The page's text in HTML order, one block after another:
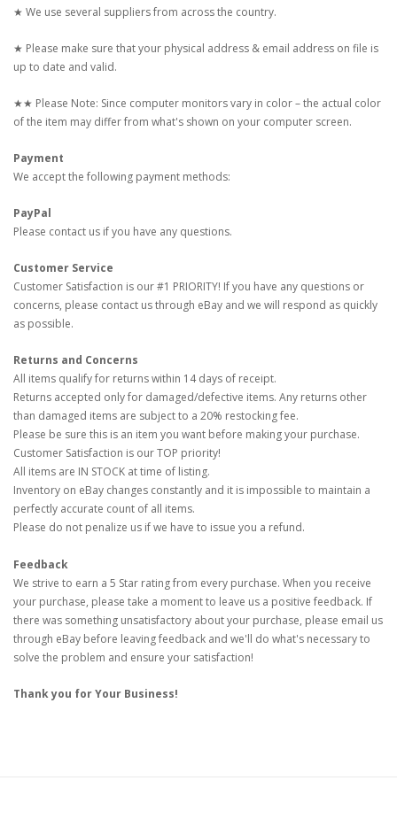
★ We use several suppliers from across the country.
★ Please make sure that your physical address & email address on file is
up to date and valid.
★★ Please Note: Since computer monitors vary in color – the actual color
of the item may differ from what's shown on your computer screen.
Payment
We accept the following payment methods:
PayPal
Please contact us if you have any questions.
Customer Service
Customer Satisfaction is our #1 PRIORITY! If you have any questions or
concerns, please contact us through eBay and we will respond as quickly
as possible.
Returns and Concerns
All items qualify for returns within 14 days of receipt.
Returns accepted only for damaged/defective items. Any returns other
than damaged items are subject to a 20% restocking fee.
Please be sure this is an item you want before making your purchase.
Customer Satisfaction is our TOP priority!
All items are IN STOCK at time of listing.
Inventory on eBay changes constantly and it is impossible to maintain a
perfectly accurate count of all items.
Please do not penalize us if we have to issue you a refund.
Feedback
We strive to earn a 5 Star rating from every purchase. When you receive
your purchase, please take a moment to leave us a positive feedback. If
there was something unsatisfactory about your purchase, please email us
through eBay before leaving feedback and we'll do what's necessary to
solve the problem and ensure your satisfaction!
Thank you for Your Business!